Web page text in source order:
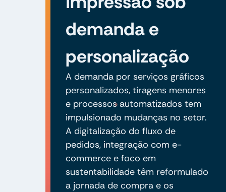
demanda e
personalização
A demanda por serviços gráficos
personalizados, tiragens menores
e processos automatizados tem
impulsionado mudanças no setor.
A digitalização do fluxo de
pedidos, integração com e-
commerce e foco em
sustentabilidade têm reformulado
a jornada de compra e os